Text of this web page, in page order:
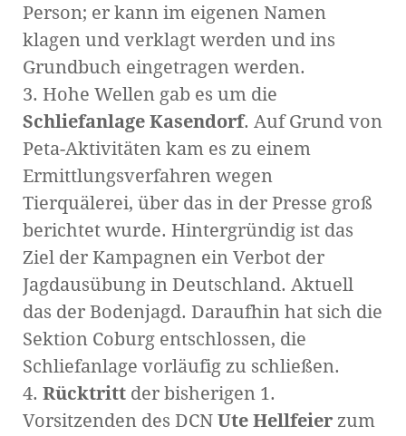
Person; er kann im eigenen Namen
klagen und verklagt werden und ins
Grundbuch eingetragen werden.
3. Hohe Wellen gab es um die
Schliefanlage Kasendorf. Auf Grund von
Peta-Aktivitäten kam es zu einem
Ermittlungsverfahren wegen
Tierquälerei, über das in der Presse groß
berichtet wurde. Hintergründig ist das
Ziel der Kampagnen ein Verbot der
Jagdausübung in Deutschland. Aktuell
das der Bodenjagd. Daraufhin hat sich die
Sektion Coburg entschlossen, die
Schliefanlage vorläufig zu schließen.
4. Rücktritt der bisherigen 1.
Vorsitzenden des DCN Ute Hellfeier zum